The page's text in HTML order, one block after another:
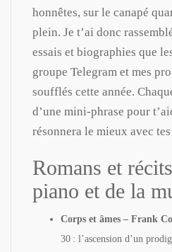
honnêtes, sur le canapé
plein. Je t’ai donc
essais et biographies que
groupe Telegram et mes
soufflés cette année.
d’une mini-phrase pour
résonnera le mieux avec
Romans et
piano et de la
Corps et âmes – Frank
30 : l’ascension d’un